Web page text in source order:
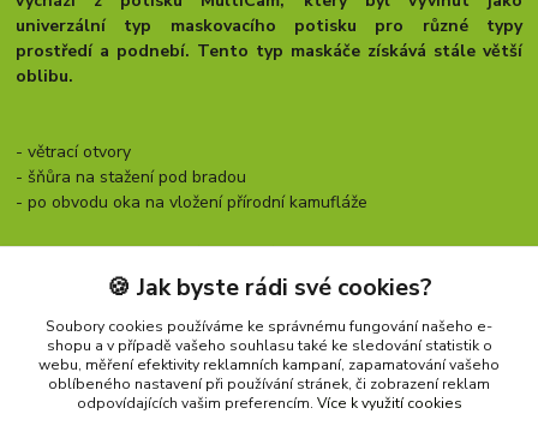
univerzální typ maskovacího potisku pro různé typy
prostředí a podnebí. Tento typ maskáče získává stále větší
oblibu.
- větrací otvory
- šňůra na stažení pod bradou
- po obvodu oka na vložení přírodní kamufláže
Barva:operation camo (MultiCam)
100% bavlna
viz. tabulky velikostí
Zboží zařazeno v kategoriích
🍪 Jak byste rádi své cookies?
Soubory cookies používáme ke správnému fungování našeho e-
shopu a v případě vašeho souhlasu také ke sledování statistik o
webu, měření efektivity reklamních kampaní, zapamatování vašeho
oblíbeného nastavení při používání stránek, či zobrazení reklam
odpovídajících vašim preferencím. Více k využití cookies